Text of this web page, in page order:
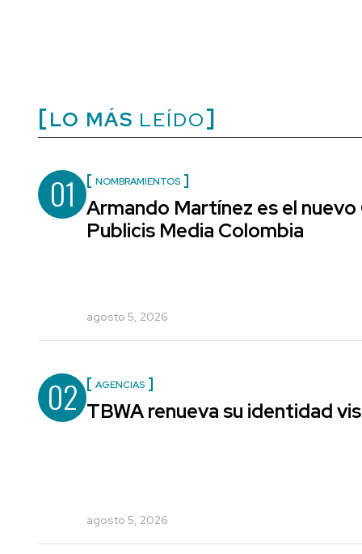
LO MÁS LEÍDO
01 NOMBRAMIENTOS
Armando Martínez es el
Publicis Media Colombia
agosto 5, 2026
02 AGENCIAS
TBWA renueva su identidad
agosto 5, 2026